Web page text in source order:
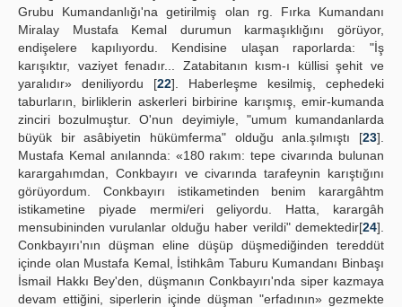
Grubu Kumandanlığı'na getirilmiş olan rg. Fırka Kumandanı
Miralay Mustafa Kemal durumun karmaşıklığını görüyor,
endişelere kapılıyordu. Kendisine ulaşan raporlarda: "İş
karışıktır, vaziyet fenadır... Zatabitanın kısm-ı küllisi şehit ve
yaralıdır» deniliyordu [22]. Haberleşme kesilmiş, cephedeki
taburların, birliklerin askerleri birbirine karışmış, emir-kumanda
zinciri bozulmuştur. O'nun deyimiyle, "umum kumandanlarda
büyük bir asâbiyetin hükümferma" olduğu anla.şılmıştı [23].
Mustafa Kemal anılannda: «180 rakım: tepe civarında bulunan
karargahımdan, Conkbayırı ve civarında tarafeynin karıştığını
görüyordum. Conkbayırı istikametinden benim karargâhtm
istikametine piyade mermi/eri geliyordu. Hatta, karargâh
mensubininden vurulanlar olduğu haber verildi" demektedir[24].
Conkbayırı'nın düşman eline düşüp düşmediğinden tereddüt
içinde olan Mustafa Kemal, İstihkâm Taburu Kumandanı Binbaşı
İsmail Hakkı Bey'den, düşmanın Conkbayırı'nda siper kazmaya
devam ettiğini, siperlerin içinde düşman "erfadının» gezmekte